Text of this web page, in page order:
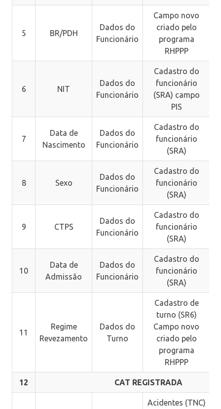
5 BR/PDH
Dados do
Funcionário
Campo novo
criado pelo
programa
RHPPP
6 NIT
Dados do
Funcionário
Cadastro do
funcionário
(SRA) campo
PIS
7
Data de
Nascimento
Dados do
Funcionário
Cadastro do
funcionário
(SRA)
8 Sexo
Dados do
Funcionário
Cadastro do
funcionário
(SRA)
9 CTPS
Dados do
Funcionário
Cadastro do
funcionário
(SRA)
10
Data de
Admissão
Dados do
Funcionário
Cadastro do
funcionário
(SRA)
11
Regime
Revezamento
Dados do
Turno
Cadastro de
turno (SR6)
Campo novo
criado pelo
programa
RHPPP
12 CAT REGISTRADA
Acidentes (TNC)